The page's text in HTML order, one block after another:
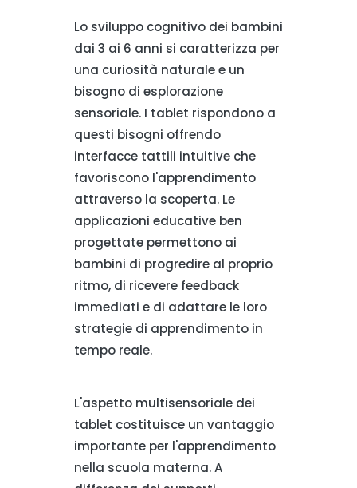
Lo sviluppo cognitivo dei bambini
dai 3 ai 6 anni si caratterizza per
una curiosità naturale e un
bisogno di esplorazione
sensoriale. I tablet rispondono a
questi bisogni offrendo
interfacce tattili intuitive che
favoriscono l'apprendimento
attraverso la scoperta. Le
applicazioni educative ben
progettate permettono ai
bambini di progredire al proprio
ritmo, di ricevere feedback
immediati e di adattare le loro
strategie di apprendimento in
tempo reale.
L'aspetto multisensoriale dei
tablet costituisce un vantaggio
importante per l'apprendimento
nella scuola materna. A